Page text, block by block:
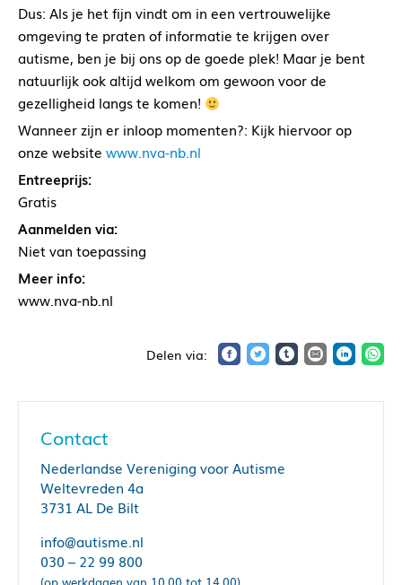
Dus: Als je het fijn vindt om in een vertrouwelijke
omgeving te praten of informatie te krijgen over
autisme, ben je bij ons op de goede plek! Maar je bent
natuurlijk ook altijd welkom om gewoon voor de
gezelligheid langs te komen!
Wanneer zijn er inloop momenten?: Kijk hiervoor op
onze website www.nva-nb.nl
Entreeprijs:
Gratis
Aanmelden via:
Niet van toepassing
Meer info:
www.nva-nb.nl
Contact
Nederlandse Vereniging voor Autisme
Weltevreden 4a
3731 AL De Bilt
info@autisme.nl
030 – 22 99 800